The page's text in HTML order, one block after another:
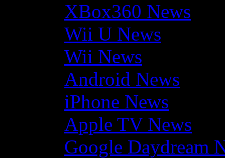
XBox360 News
Wii U News
Wii News
Android News
iPhone News
Apple TV News
Google Daydream